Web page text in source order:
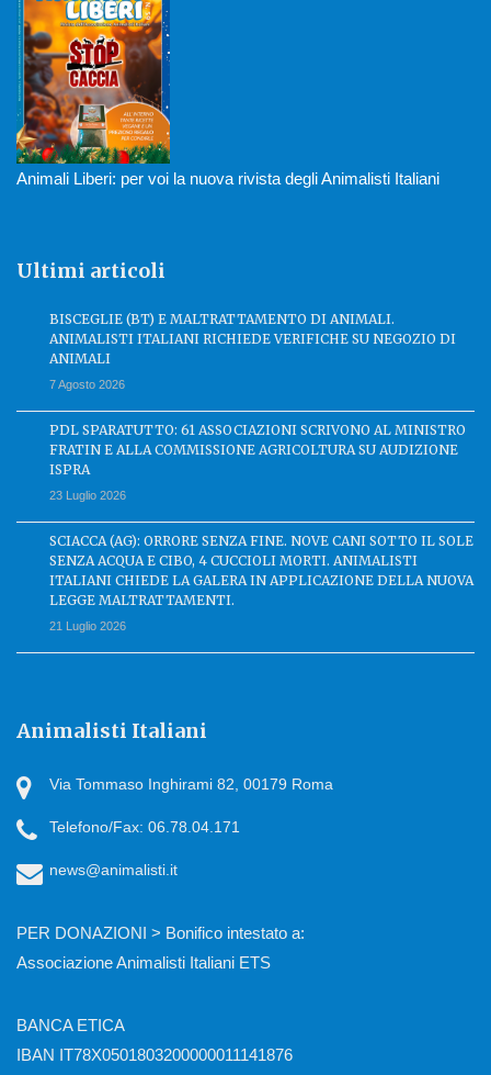
Animali Liberi: per voi la nuova rivista degli Animalisti Italiani
Ultimi articoli
BISCEGLIE (BT) E MALTRATTAMENTO DI ANIMALI.
ANIMALISTI ITALIANI RICHIEDE VERIFICHE SU NEGOZIO DI
ANIMALI
7 Agosto 2026
PDL SPARATUTTO: 61 ASSOCIAZIONI SCRIVONO AL MINISTRO
FRATIN E ALLA COMMISSIONE AGRICOLTURA SU AUDIZIONE
ISPRA
23 Luglio 2026
SCIACCA (AG): ORRORE SENZA FINE. NOVE CANI SOTTO IL SOLE
SENZA ACQUA E CIBO, 4 CUCCIOLI MORTI. ANIMALISTI
ITALIANI CHIEDE LA GALERA IN APPLICAZIONE DELLA NUOVA
LEGGE MALTRATTAMENTI.
21 Luglio 2026
Animalisti Italiani
Via Tommaso Inghirami 82, 00179 Roma
Telefono/Fax: 06.78.04.171
news@animalisti.it
PER DONAZIONI > Bonifico intestato a:
Associazione Animalisti Italiani ETS
BANCA ETICA
IBAN IT78X0501803200000011141876